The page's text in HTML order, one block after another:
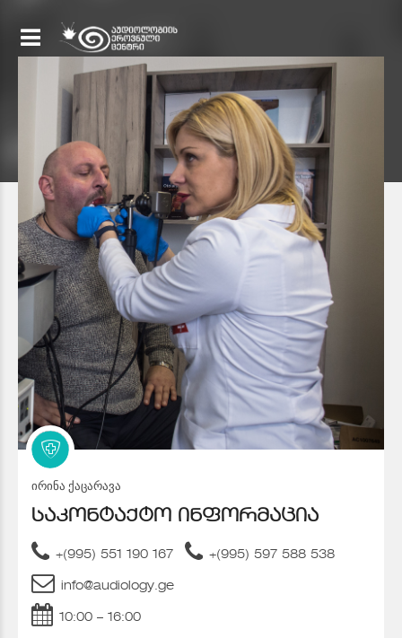
ექიმი-ფონიატრი
ირინა ქაცარავა
ირინა ქაცარავა
საკონტაქტო ინფორმაცია
+(995) 551 190 167 +(995) 597 588 538
info@audiology.ge
10:00 – 16:00